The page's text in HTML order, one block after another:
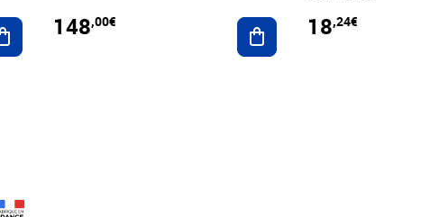
Ajouter au panier
148,00€ Ajouter au panier
18,24€